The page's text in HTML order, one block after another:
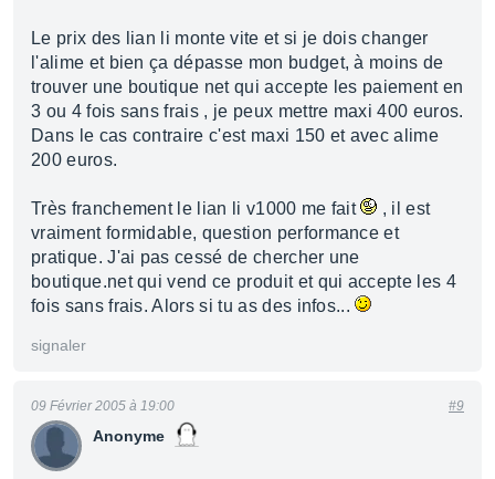
Le prix des lian li monte vite et si je dois changer
l'alime et bien ça dépasse mon budget, à moins de
trouver une boutique net qui accepte les paiement en
3 ou 4 fois sans frais , je peux mettre maxi 400 euros.
Dans le cas contraire c'est maxi 150 et avec alime
200 euros.
Très franchement le lian li v1000 me fait
, il est
vraiment formidable, question performance et
pratique. J'ai pas cessé de chercher une
boutique.net qui vend ce produit et qui accepte les 4
fois sans frais. Alors si tu as des infos...
signaler
Anonyme
09 Février 2005 à 19:00 #9